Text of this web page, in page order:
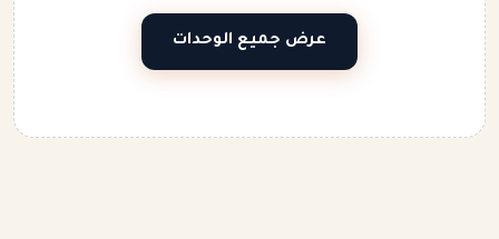
عرض جميع الوحدات